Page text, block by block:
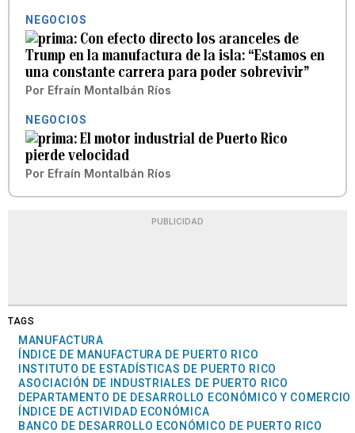
NEGOCIOS
Con efecto directo los aranceles de
Trump en la manufactura de la isla: “Estamos en
una constante carrera para poder sobrevivir”
Por Efraín Montalbán Ríos
NEGOCIOS
El motor industrial de Puerto Rico
pierde velocidad
Por Efraín Montalbán Ríos
PUBLICIDAD
TAGS
MANUFACTURA
ÍNDICE DE MANUFACTURA DE PUERTO RICO
INSTITUTO DE ESTADÍSTICAS DE PUERTO RICO
ASOCIACIÓN DE INDUSTRIALES DE PUERTO RICO
DEPARTAMENTO DE DESARROLLO ECONÓMICO Y COMERCIO
ÍNDICE DE ACTIVIDAD ECONÓMICA
BANCO DE DESARROLLO ECONÓMICO DE PUERTO RICO